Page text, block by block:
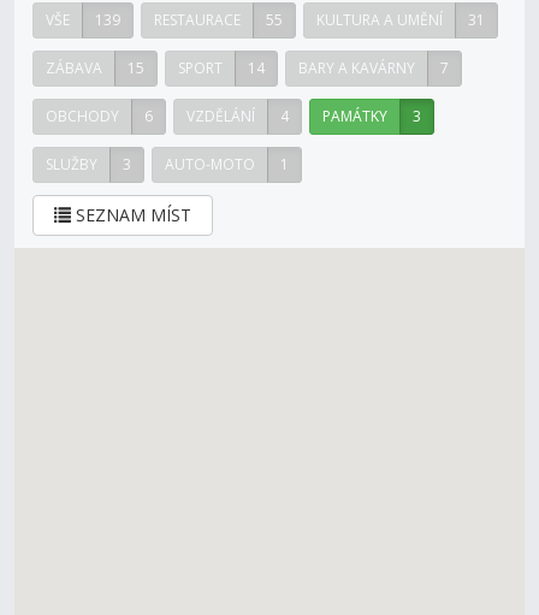
VŠE 139 RESTAURACE 55 KULTURA A UMĚNÍ 31
ZÁBAVA 15 SPORT 14 BARY A KAVÁRNY 7
OBCHODY 6 VZDĚLÁNÍ 4 PAMÁTKY 3
SLUŽBY 3 AUTO-MOTO 1
SEZNAM MÍST